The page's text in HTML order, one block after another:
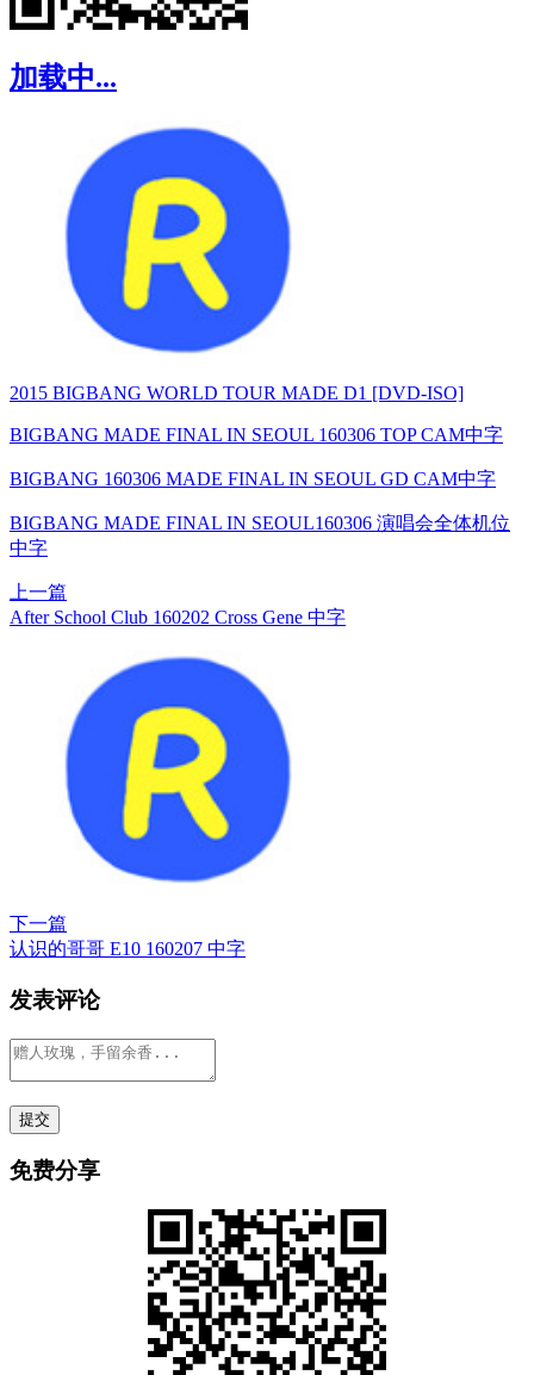
加载中...
2015 BIGBANG WORLD TOUR MADE D1 [DVD-ISO]
BIGBANG MADE FINAL IN SEOUL 160306 TOP CAM中字
BIGBANG 160306 MADE FINAL IN SEOUL GD CAM中字
BIGBANG MADE FINAL IN SEOUL160306 演唱会全体机位
中字
上一篇
After School Club 160202 Cross Gene 中字
下一篇
认识的哥哥 E10 160207 中字
发表评论
免费分享